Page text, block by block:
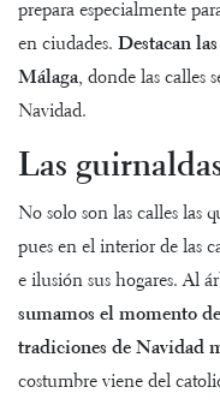
prepara especialmente
en ciudades. Destacan
Málaga, donde las calles
Navidad.
Las
No solo son las calles las
pues en el interior de las
e ilusión sus hogares. Al
sumamos el momento
tradiciones de Navidad
costumbre viene del